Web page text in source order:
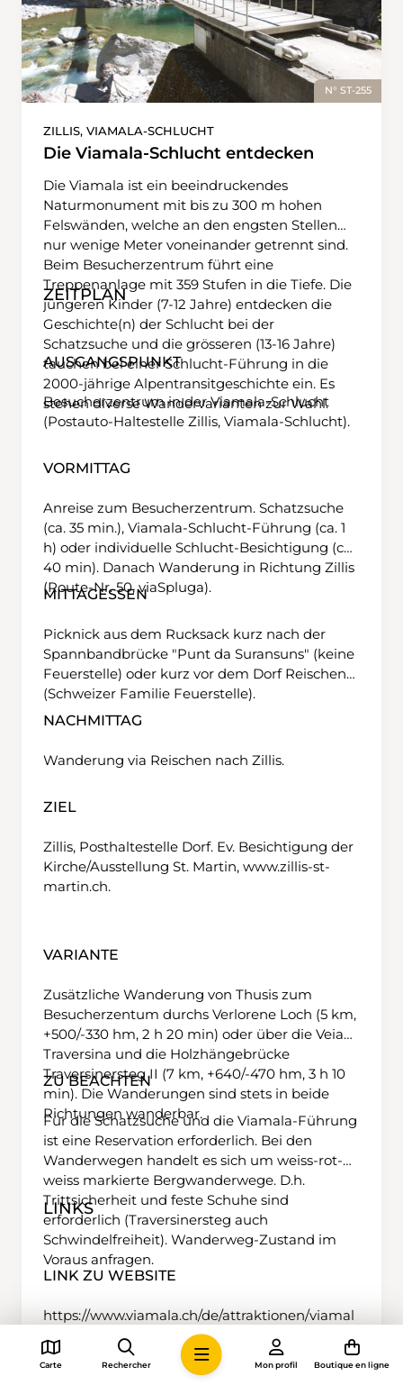
N° ST-255
ZILLIS, VIAMALA-SCHLUCHT
Die Viamala-Schlucht entdecken
Die Viamala ist ein beeindruckendes
Naturmonument mit bis zu 300 m hohen
Felswänden, welche an den engsten Stellen
nur wenige Meter voneinander getrennt sind.
Beim Besucherzentrum führt eine
Treppenanlage mit 359 Stufen in die Tiefe. Die
jüngeren Kinder (7-12 Jahre) entdecken die
Geschichte(n) der Schlucht bei der
Schatzsuche und die grösseren (13-16 Jahre)
tauchen bei einer Schlucht-Führung in die
2000-jährige Alpentransitgeschichte ein. Es
stehen diverse Wandervarianten zur Wahl.
ZEITPLAN
AUSGANGSPUNKT
Besucherzentrum in der Viamala-Schlucht
(Postauto-Haltestelle Zillis, Viamala-Schlucht).
VORMITTAG
Anreise zum Besucherzentrum. Schatzsuche
(ca. 35 min.), Viamala-Schlucht-Führung (ca. 1
h) oder individuelle Schlucht-Besichtigung (ca.
40 min). Danach Wanderung in Richtung Zillis
(Route-Nr. 50, viaSpluga).
MITTAGESSEN
Picknick aus dem Rucksack kurz nach der
Spannbandbrücke "Punt da Suransuns" (keine
Feuerstelle) oder kurz vor dem Dorf Reischen
(Schweizer Familie Feuerstelle).
NACHMITTAG
Wanderung via Reischen nach Zillis.
ZIEL
Zillis, Posthaltestelle Dorf. Ev. Besichtigung der
Kirche/Ausstellung St. Martin, www.zillis-st-
martin.ch.
VARIANTE
Zusätzliche Wanderung von Thusis zum
Besucherzentum durchs Verlorene Loch (5 km,
+500/-330 hm, 2 h 20 min) oder über die Veia
Traversina und die Holzhängebrücke
Traversinersteg II (7 km, +640/-470 hm, 3 h 10
min). Die Wanderungen sind stets in beide
Richtungen wanderbar.
ZU BEACHTEN
Für die Schatzsuche und die Viamala-Führung
ist eine Reservation erforderlich. Bei den
Wanderwegen handelt es sich um weiss-rot-
weiss markierte Bergwanderwege. D.h.
Trittsicherheit und feste Schuhe sind
erforderlich (Traversinersteg auch
Schwindelfreiheit). Wanderweg-Zustand im
Voraus anfragen.
LINKS
LINK ZU WEBSITE
https://www.viamala.ch/de/attraktionen/viamal
a-schlucht
Carte Rechercher Mon profil Boutique en ligne